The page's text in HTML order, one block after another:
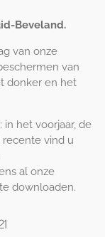
Beveland.
van onze
van
donker en het
in het voorjaar, de
vind u
al onze
downloaden.